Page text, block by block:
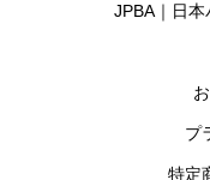
JPBA｜日
プ
特定